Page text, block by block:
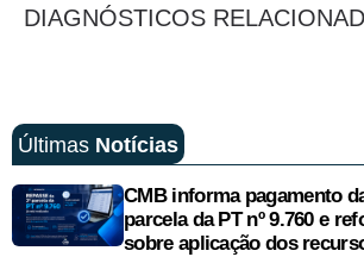
DIAGNÓSTICOS
Últimas Notícias
CMB informa pagamento
parcela da PT nº 9.760 e
sobre aplicação dos